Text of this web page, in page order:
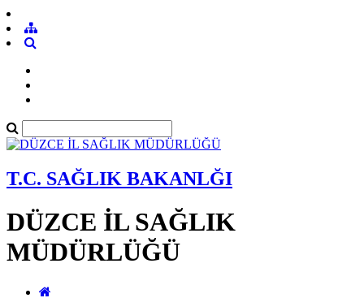
T.C. SAĞLIK BAKANLĞI
DÜZCE İL SAĞLIK
MÜDÜRLÜĞÜ